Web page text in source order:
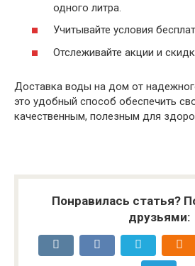
одного литра.
Учитывайте условия
Отслеживайте акции и
Доставка воды на дом от
это удобный способ обеспечить
качественным, полезным для
Понравилась статья?
друзьями: